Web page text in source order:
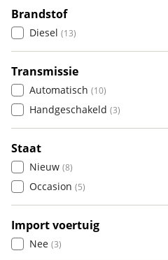
4 (4)
5 (1)
6+ (0)
Brandstof
Diesel (13)
Transmissie
Automatisch (10)
Handgeschakeld (3)
Staat
Nieuw (8)
Occasion (5)
Import voertuig
Nee (3)